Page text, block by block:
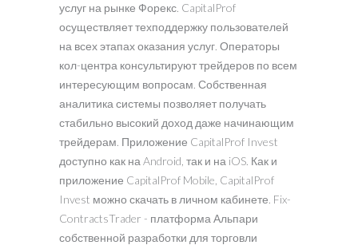
услуг на рынке Форекс. CapitalProf
осуществляет техподдержку пользователей
на всех этапах оказания услуг. Операторы
кол-центра консультируют трейдеров по всем
интересующим вопросам. Собственная
аналитика системы позволяет получать
стабильно высокий доход даже начинающим
трейдерам. Приложение CapitalProf Invest
доступно как на Android, так и на iOS. Как и
приложение CapitalProf Mobile, CapitalProf
Invest можно скачать в личном кабинете. Fix-
ContractsTrader - платформа Альпари
собственной разработки для торговли